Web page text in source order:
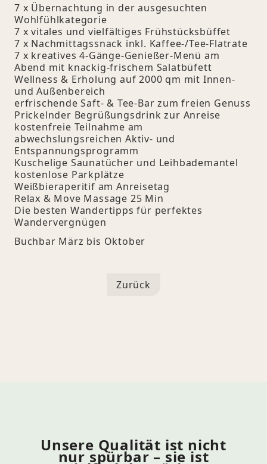
7 x Übernachtung in der ausgesuchten
Wohlfühlkategorie
7 x vitales und vielfältiges Frühstücksbüffet
7 x Nachmittagssnack inkl. Kaffee-/Tee-Flatrate
7 x kreatives 4-Gänge-Genießer-Menü am
Abend mit knackig-frischem Salatbüfett
Wellness & Erholung auf 2000 qm mit Innen-
und Außenbereich
erfrischende Saft- & Tee-Bar zum freien Genuss
Prickelnder Begrüßungsdrink zur Anreise
kostenfreie Teilnahme am
abwechslungsreichen Aktiv- und
Entspannungsprogramm
Kuschelige Saunatücher und Leihbademantel
kostenlose Parkplätze
Weißbieraperitif am Anreisetag
Relax & Move Massage 25 Min
Die besten Wandertipps für perfektes
Wandervergnügen
Buchbar März bis Oktober
Zurück
Unsere Qualität ist nicht
nur spürbar – sie ist